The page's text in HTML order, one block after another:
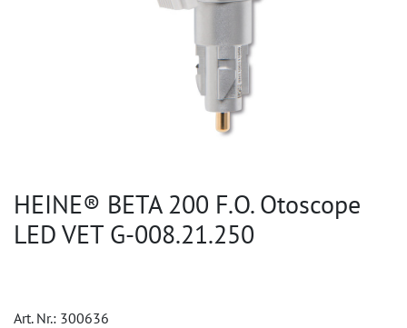
HEINE® BETA 200 F.O. Otoscope
LED VET G-008.21.250
Art. Nr.: 300636